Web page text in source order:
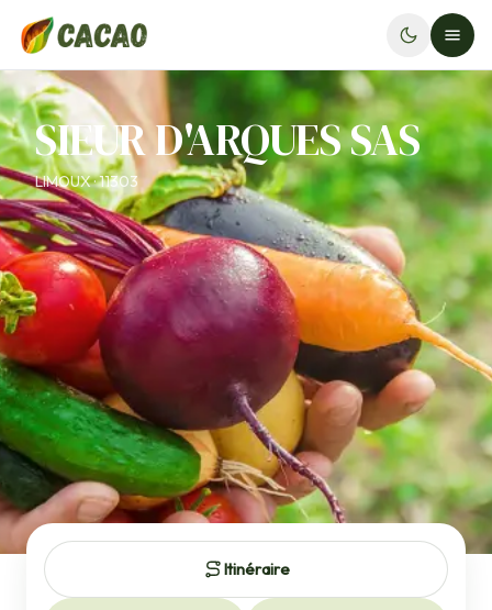
SIEUR D'ARQUES SAS
LIMOUX · 11303
Itinéraire